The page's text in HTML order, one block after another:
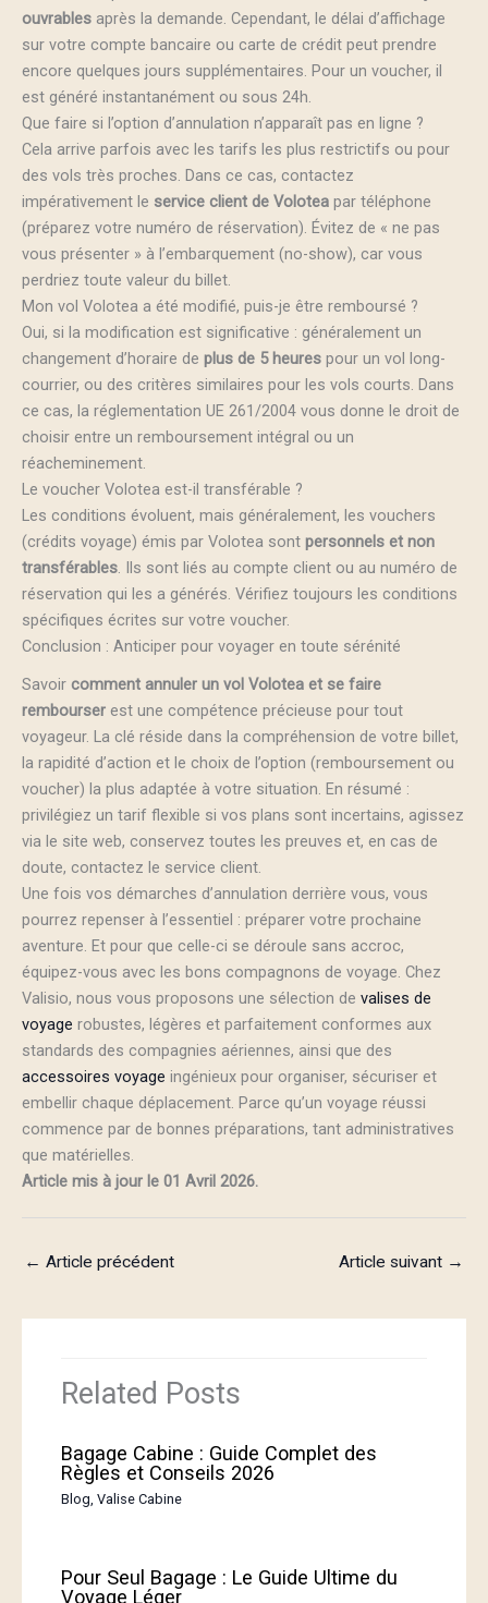
ouvrables après la demande. Cependant, le délai d’affichage
sur votre compte bancaire ou carte de crédit peut prendre
encore quelques jours supplémentaires. Pour un voucher, il
est généré instantanément ou sous 24h.
Que faire si l’option d’annulation n’apparaît pas en ligne ?
Cela arrive parfois avec les tarifs les plus restrictifs ou pour
des vols très proches. Dans ce cas, contactez
impérativement le service client de Volotea par téléphone
(préparez votre numéro de réservation). Évitez de « ne pas
vous présenter » à l’embarquement (no-show), car vous
perdriez toute valeur du billet.
Mon vol Volotea a été modifié, puis-je être remboursé ?
Oui, si la modification est significative : généralement un
changement d’horaire de plus de 5 heures pour un vol long-
courrier, ou des critères similaires pour les vols courts. Dans
ce cas, la réglementation UE 261/2004 vous donne le droit de
choisir entre un remboursement intégral ou un
réacheminement.
Le voucher Volotea est-il transférable ?
Les conditions évoluent, mais généralement, les vouchers
(crédits voyage) émis par Volotea sont personnels et non
transférables. Ils sont liés au compte client ou au numéro de
réservation qui les a générés. Vérifiez toujours les conditions
spécifiques écrites sur votre voucher.
Conclusion : Anticiper pour voyager en toute sérénité
Savoir comment annuler un vol Volotea et se faire
rembourser est une compétence précieuse pour tout
voyageur. La clé réside dans la compréhension de votre billet,
la rapidité d’action et le choix de l’option (remboursement ou
voucher) la plus adaptée à votre situation. En résumé :
privilégiez un tarif flexible si vos plans sont incertains, agissez
via le site web, conservez toutes les preuves et, en cas de
doute, contactez le service client.
Une fois vos démarches d’annulation derrière vous, vous
pourrez repenser à l’essentiel : préparer votre prochaine
aventure. Et pour que celle-ci se déroule sans accroc,
équipez-vous avec les bons compagnons de voyage. Chez
Valisio, nous vous proposons une sélection de valises de
voyage robustes, légères et parfaitement conformes aux
standards des compagnies aériennes, ainsi que des
accessoires voyage ingénieux pour organiser, sécuriser et
embellir chaque déplacement. Parce qu’un voyage réussi
commence par de bonnes préparations, tant administratives
que matérielles.
Article mis à jour le 01 Avril 2026.
← Article précédent Article suivant →
Related Posts
Bagage Cabine : Guide Complet des
Règles et Conseils 2026
Blog,Valise Cabine
Pour Seul Bagage : Le Guide Ultime du
Voyage Léger